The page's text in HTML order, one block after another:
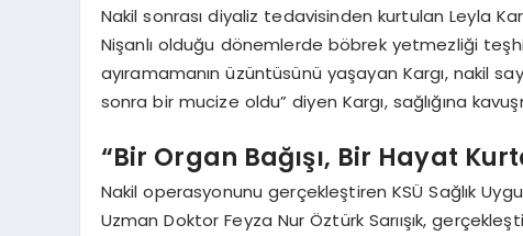
Nakil sonrası diyaliz tedavisinden kurtulan Leyla
Nişanlı olduğu dönemlerde böbrek yetmezliği
ayıramamanın üzüntüsünü yaşayan Kargı, nakil
sonra bir mucize oldu” diyen Kargı, sağlığına
“Bir Organ Bağışı, Bir Hayat
Nakil operasyonunu gerçekleştiren KSÜ Sağlık
Uzman Doktor Feyza Nur Öztürk Sarıışık,